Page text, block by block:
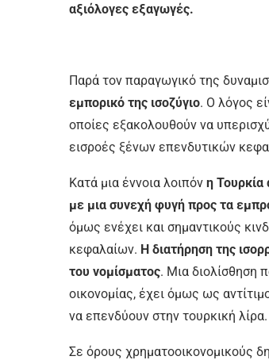
αξιόλογες εξαγωγές.
Παρά τον παραγωγικό της
εμπορικό της ισοζύγιο. Ο λόγος
οποίες εξακολουθούν να
εισροές ξένων επενδυτικών
Κατά μια έννοια λοιπόν η Τουρκία
με μια συνεχή φυγή προς τα
όμως ενέχει και σημαντικούς
κεφαλαίων. Η διατήρηση της
του νομίσματος. Μια διολίσθηση
οικονομίας, έχει όμως ως
να επενδύουν στην τουρκική λίρα.
Σε όρους χρηματοοικονομικούς